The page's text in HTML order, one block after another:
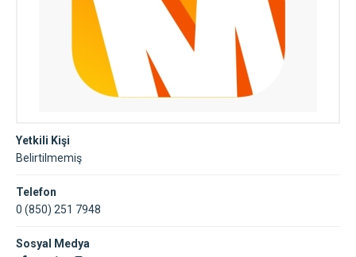
Yetkili Kişi
Belirtilmemiş
Telefon
0 (850) 251 7948
Sosyal Medya